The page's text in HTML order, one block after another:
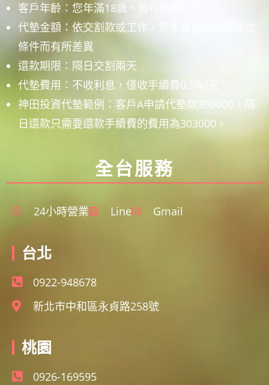
客戶年齡：您年滿18歲，皆可辦理
代墊金額：依交割款或工作，薪水及各項負債授信
條件而有所差異
還款期限：隔日交割兩天
代墊費用：不收利息，僅收手續費0.5%/天
神田投資代墊範例：客戶A申請代墊款300000，隔
日還款只需要還款手續費的費用為303000。
全台服務
24小時營業 Line Gmail
台北
0922-948678
新北市中和區永貞路258號
桃園
0926-169595